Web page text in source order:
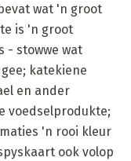
wat 'n groot
is 'n groot
- stowwe wat
katekiene
en ander
voedselprodukte;
'n rooi kleur
ook volop